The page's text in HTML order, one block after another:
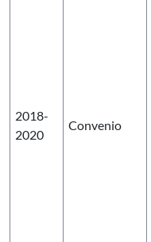
2018-
2020
Convenio